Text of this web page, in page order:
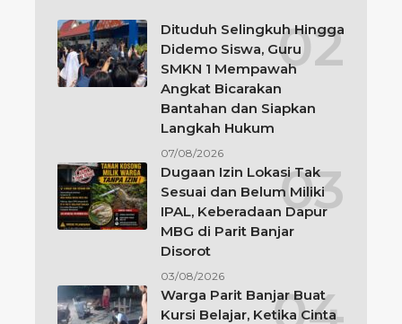
Dituduh Selingkuh Hingga
Didemo Siswa, Guru
SMKN 1 Mempawah
Angkat Bicarakan
Bantahan dan Siapkan
Langkah Hukum
07/08/2026
Dugaan Izin Lokasi Tak
Sesuai dan Belum Miliki
IPAL, Keberadaan Dapur
MBG di Parit Banjar
Disorot
03/08/2026
Warga Parit Banjar Buat
Kursi Belajar, Ketika Cinta